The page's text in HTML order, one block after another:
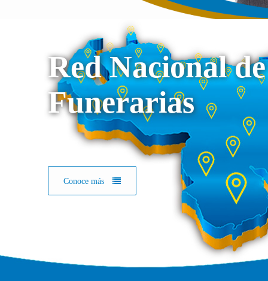
Red Nacional de
Funerarias
Conoce más